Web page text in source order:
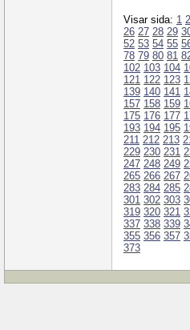
Visar sida: 1 2
26 27 28 29
52 53 54 55
78 79 80 81
102 103 104
121 122 123
139 140 141
157 158 159
175 176 177
193 194 195
211 212 213
229 230 231
247 248 249
265 266 267
283 284 285
301 302 303
319 320 321
337 338 339
355 356 357
373